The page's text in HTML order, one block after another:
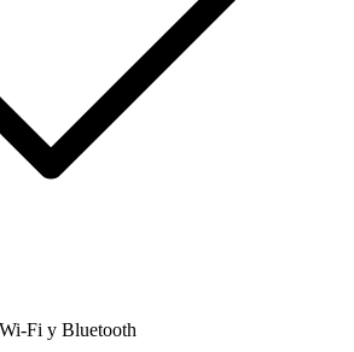
Fi y Bluetooth